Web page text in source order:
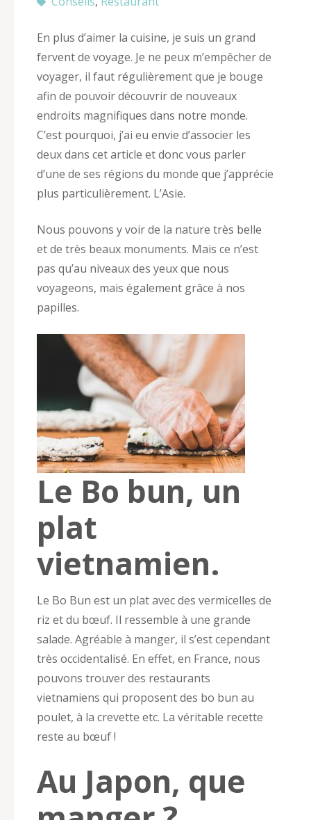
En plus d’aimer la cuisine, je suis un grand
fervent de voyage. Je ne peux m’empêcher de
voyager, il faut régulièrement que je bouge
afin de pouvoir découvrir de nouveaux
endroits magnifiques dans notre monde.
C’est pourquoi, j’ai eu envie d’associer les
deux dans cet article et donc vous parler
d’une de ses régions du monde que j’apprécie
plus particulièrement. L’Asie.
Nous pouvons y voir de la nature très belle
et de très beaux monuments. Mais ce n’est
pas qu’au niveaux des yeux que nous
voyageons, mais également grâce à nos
papilles.
Le Bo bun, un
plat
vietnamien.
Le Bo Bun est un plat avec des vermicelles de
riz et du bœuf. Il ressemble à une grande
salade. Agréable à manger, il s’est cependant
très occidentalisé. En effet, en France, nous
pouvons trouver des restaurants
vietnamiens qui proposent des bo bun au
poulet, à la crevette etc. La véritable recette
reste au bœuf !
Au Japon, que